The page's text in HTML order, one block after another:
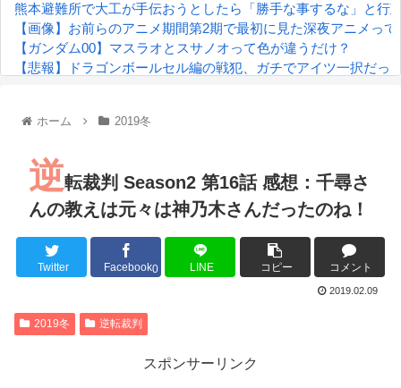
熊本避難所で大工が手伝おうとしたら「勝手な事するな」と
【画像】お前らのアニメ期間第2期で最初に見た深夜アニメっ
【ガンダム00】マスラオとスサノオって色が違うだけ？
【悲報】ドラゴンボールセル編の戦犯、ガチでアイツ一択だっ
『進撃の巨人』で一番面白いところってｗｗｗｗｗ
るろうに剣心 -明治剣客浪漫譚- 京都動乱 第33話の感想
同盟、帝国、フェザーン。生まれるなら何処がいいか問題！
ホーム 2019冬
逆転裁判 Season2 第16話 感想：千尋さ
んの教えは元々は神乃木さんだったのね！
Twitter Facebook0 LINE コピー コメント
2019.02.09
2019冬 逆転裁判
スポンサーリンク